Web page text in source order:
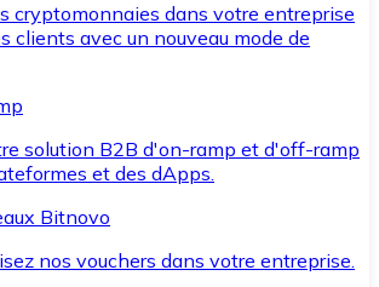
cryptomonnaies dans votre entreprise
clients avec un nouveau mode de
solution B2B d'on-ramp et d'off-ramp
et des dApps.
Bitnovo
nos vouchers dans votre entreprise.